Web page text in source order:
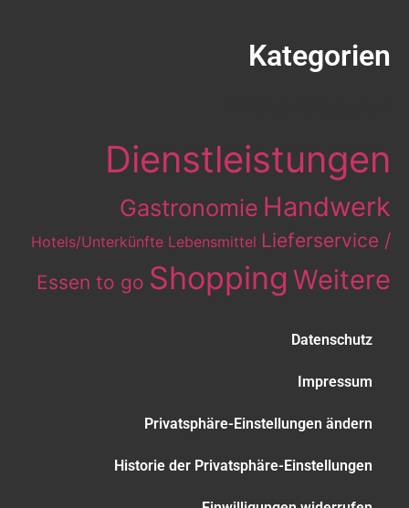
Kategorien
Dienstleistungen
Gastronomie Handwerk
Hotels/Unterkünfte Lebensmittel Lieferservice /
Essen to go Shopping Weitere
Datenschutz
Impressum
Privatsphäre-Einstellungen ändern
Historie der Privatsphäre-Einstellungen